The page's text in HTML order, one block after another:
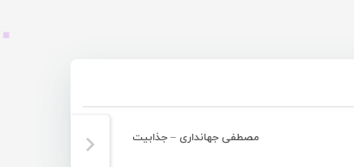
مصطفی جهانداری – جذابیت